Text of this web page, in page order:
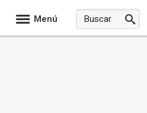
Menú